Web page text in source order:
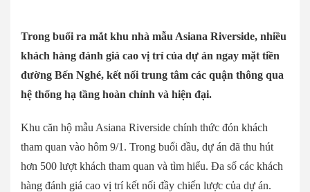
Trong buổi ra mắt khu nhà mẫu Asiana Riverside, nhiều
khách hàng đánh giá cao vị trí của dự án ngay mặt tiền
đường Bến Nghé, kết nối trung tâm các quận thông qua
hệ thống hạ tầng hoàn chỉnh và hiện đại.
Khu căn hộ mẫu Asiana Riverside chính thức đón khách
tham quan vào hôm 9/1. Trong buổi đầu, dự án đã thu hút
hơn 500 lượt khách tham quan và tìm hiểu. Đa số các khách
hàng đánh giá cao vị trí kết nối đầy chiến lược của dự án.